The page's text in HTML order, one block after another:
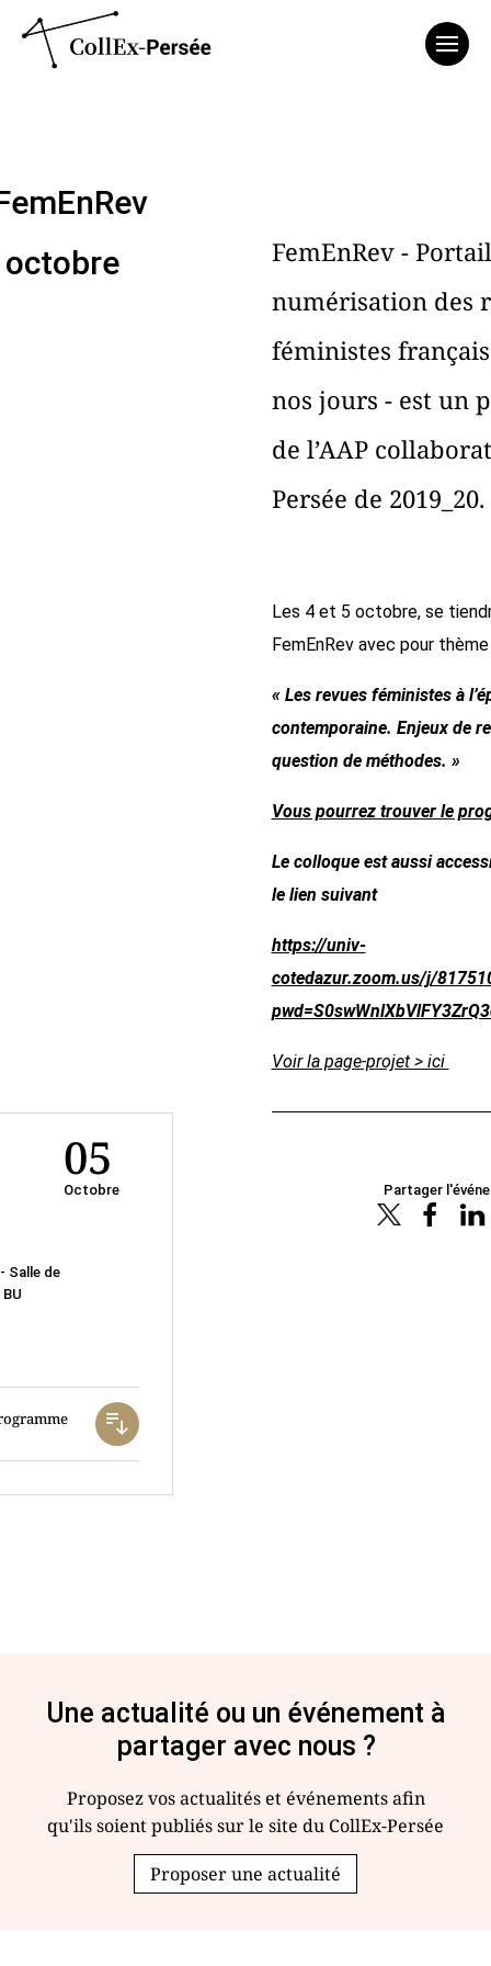
FemEnRev -
numérisation des
féministes
nos jours - est un
de l’AAP
Persée de 2019_20.
Les 4 et 5 octobre, se
FemEnRev avec pour thème
« Les revues féministes à
contemporaine. Enjeux de
question de méthodes. »
Vous pourrez trouver le
Le colloque est aussi
le lien suivant
https://univ-
cotedazur.zoom.us/j/
Voir la page-projet > ici
05
Octobre
Salle de
Partager
Une actualité ou un événement à
partager avec nous ?
Proposez vos actualités et événements afin
qu'ils soient publiés sur le site du CollEx-Persée
Proposer une actualité